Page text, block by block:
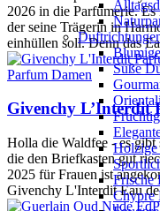
Süße
Holzige
Frische
Chypre
2026 in die Parfümerie.
der seine Trägerin in
einhüllen soll. Denn das
Parfum Damen
Givenchy L’Interdit
Holla die Waldfee - es gibt
die den Briefkasten gut
2025 für Frauen ist
Givenchy L'Interdit Eau